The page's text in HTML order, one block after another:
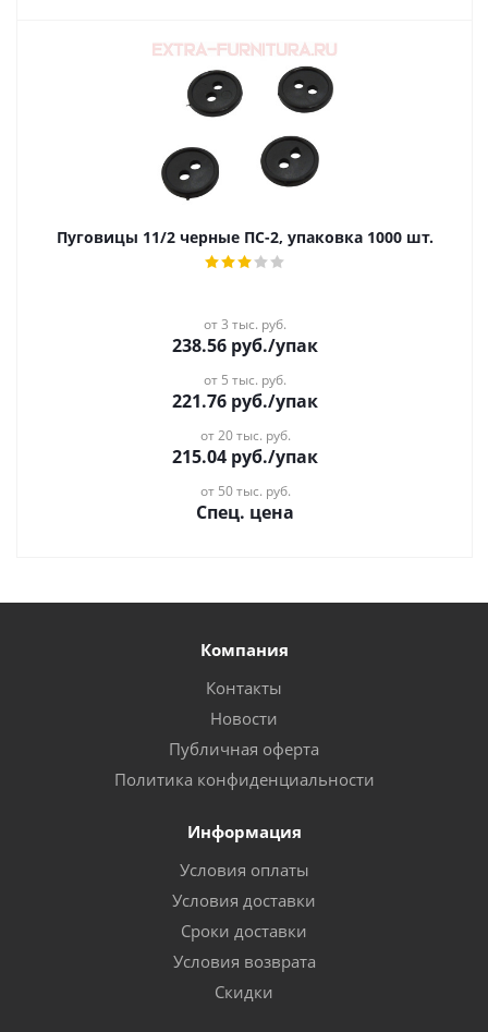
Пуговицы 11/2 черные ПС-2, упаковка 1000 шт.
от 3 тыс. руб.
238.56 руб./упак
от 5 тыс. руб.
221.76 руб./упак
от 20 тыс. руб.
215.04 руб./упак
от 50 тыс. руб.
Спец. цена
Компания
Контакты
Новости
Публичная оферта
Политика конфиденциальности
Информация
Условия оплаты
Условия доставки
Сроки доставки
Условия возврата
Скидки